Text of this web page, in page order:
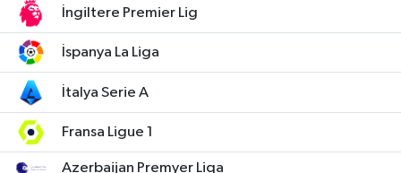
İngiltere Premier Lig
İspanya La Liga
İtalya Serie A
Fransa Ligue 1
Azerbaijan Premyer Liqa